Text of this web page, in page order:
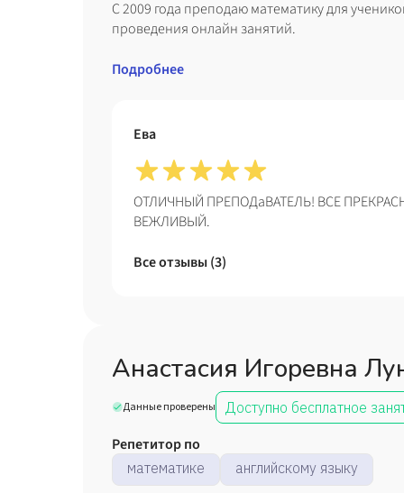
С 2009 года преподаю математику для
проведения онлайн занятий.
Подробнее
Ева
ОТЛИЧНЫЙ ПРЕПОДаВАТЕЛЬ! ВСЕ
ВЕЖЛИВЫЙ.
Все отзывы (3)
Анастасия Игоревна
Данные проверены Доступно бесплатное
Репетитор по
математике английскому языку